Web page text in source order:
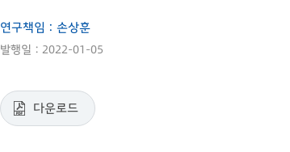
연구책임 : 손상훈
발행일 : 2022-01-05
다운로드